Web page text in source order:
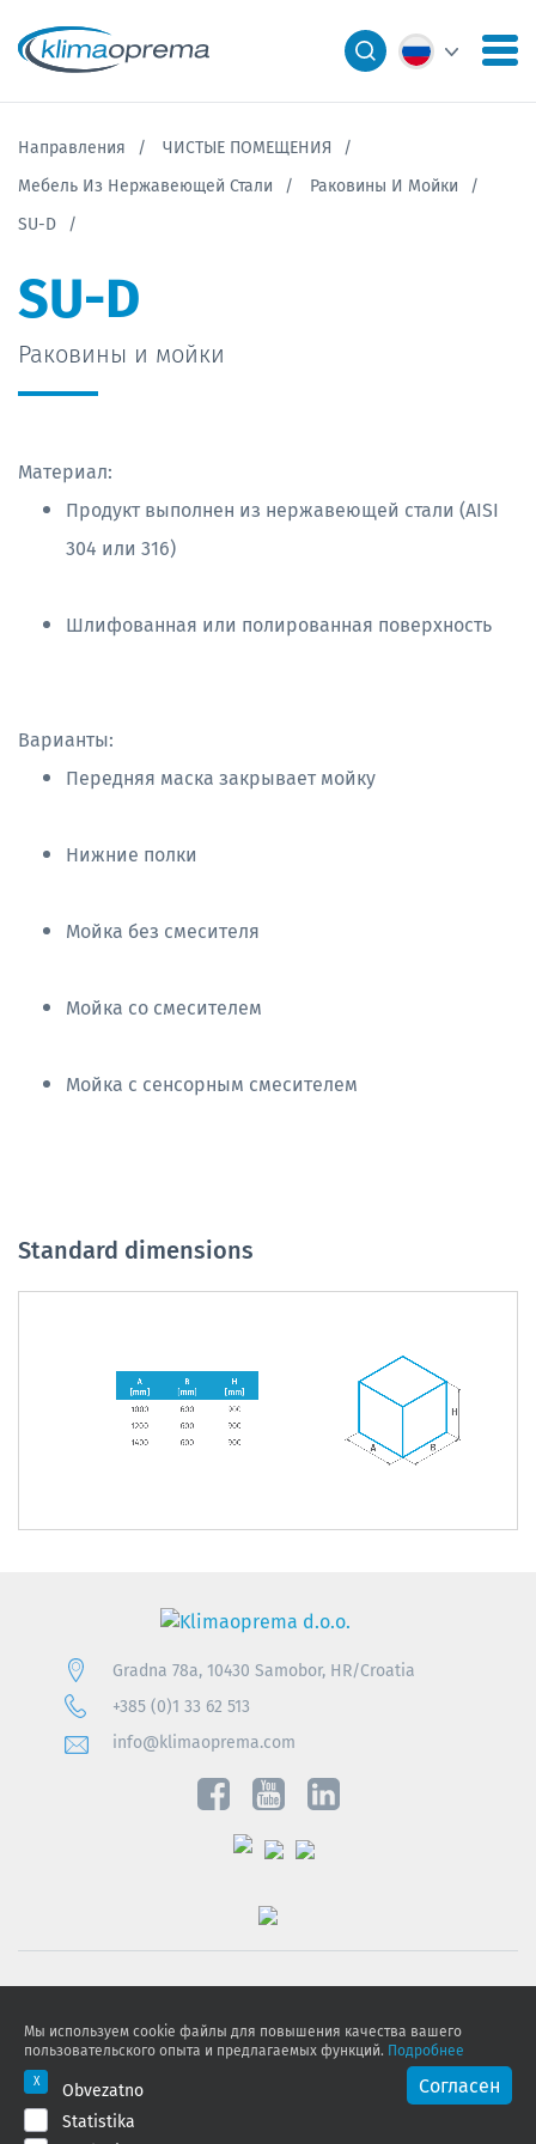
Направления
ЧИСТЫЕ ПОМЕЩЕНИЯ
Мебель Из Нержавеющей Стали
Раковины И Мойки
SU-D
SU-D
Раковины и мойки
Материал:
Продукт выполнен из нержавеющей стали (AISI
304 или 316)
Шлифованная или полированная поверхность
Варианты:
Передняя маска закрывает мойку
Нижние полки
Мойка без смесителя
Мойка со смесителем
Мойка с сенсорным смесителем
Standard dimensions
Gradna 78a, 10430 Samobor, HR/Croatia
+385 (0)1 33 62 513
info@klimaoprema.com
Politika kolačića
© 2026 Klimaoprema d.o.o., All rights reserved
Мы используем cookie файлы для повышения качества вашего
пользовательского опыта и предлагаемых функций. Подробнее
Согласен
Obvezatno
Statistika